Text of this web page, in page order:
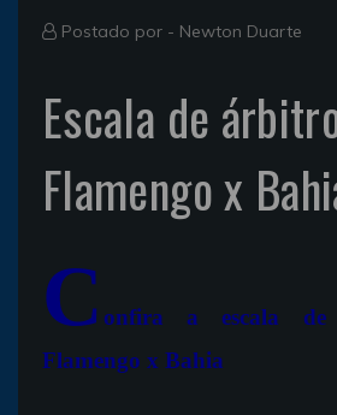
Postado por - Newton Duarte
Escala de
Flamengo x
C onfira a escala de
Flamengo x Bahia